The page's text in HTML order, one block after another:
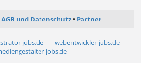
und Datenschutz Partner
jobs.de
webentwickler-jobs.de
jobs.de